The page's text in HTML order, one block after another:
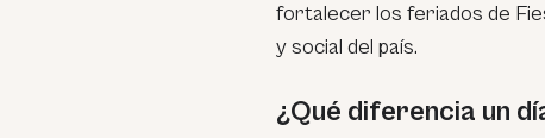
fortalecer los feriados de
y social del país.
¿Qué diferencia un